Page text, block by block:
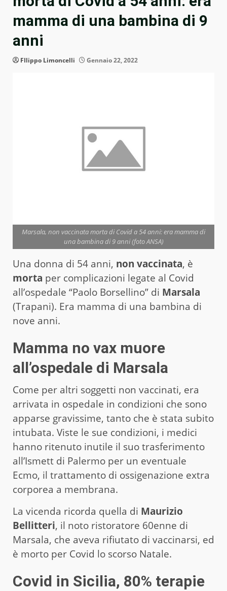
mamma di una bambina di 9
anni
FIlippo Limoncelli Gennaio 22, 2022
Marsala, non vaccinata morta di Covid a 54 anni: era mamma di
una bambina di 9 anni (foto ANSA)
Una donna di 54 anni, non vaccinata, è
morta per complicazioni legate al Covid
all’ospedale “Paolo Borsellino” di Marsala
(Trapani). Era mamma di una bambina di
nove anni.
Mamma no vax muore
all’ospedale di Marsala
Come per altri soggetti non vaccinati, era
arrivata in ospedale in condizioni che sono
apparse gravissime, tanto che è stata subito
intubata. Viste le sue condizioni, i medici
hanno ritenuto inutile il suo trasferimento
all’Ismett di Palermo per un eventuale
Ecmo, il trattamento di ossigenazione extra
corporea a membrana.
La vicenda ricorda quella di Maurizio
Bellitteri, il noto ristoratore 60enne di
Marsala, che aveva rifiutato di vaccinarsi, ed
è morto per Covid lo scorso Natale.
Covid in Sicilia, 80% terapie